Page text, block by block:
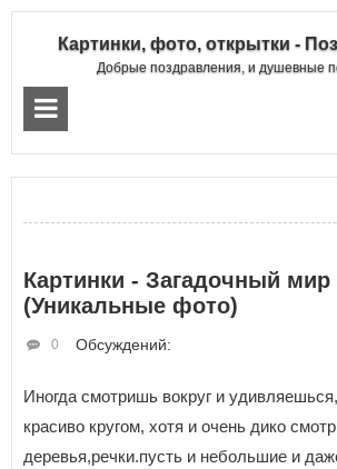
Картинки, фото, открытки -
Добрые поздравления, и душевные
Картинки - Загадочный
(Уникальные фото)
Обсуждений:
0
Иногда смотришь вокруг и
красиво кругом, хотя и очень дико
деревья,речки.пусть и небольшие и